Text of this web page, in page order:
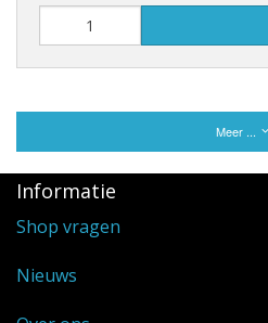
Meer ...
Informatie
Shop vragen
Nieuws